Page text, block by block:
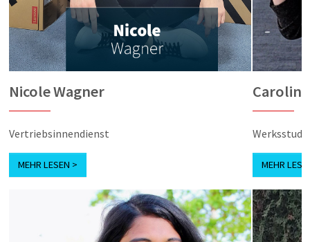
Nicole Wagner
Vertriebsinnendienst
MEHR LESEN >
Carolin
MEHR